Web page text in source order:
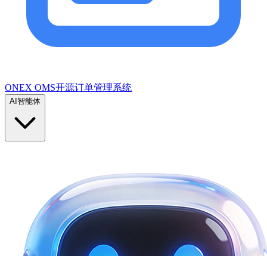
ONEX OMS开源订单管理系统
AI智能体